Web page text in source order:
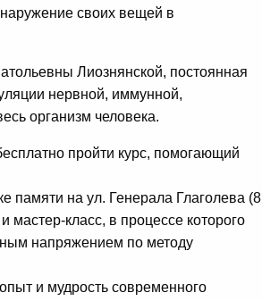
своих вещей в
Лиознянской, постоянная
нервной, иммунной,
организм человека.
пройти курс, помогающий
памяти на ул. Генерала Глаголева (8
мастер-класс, в процессе которого
напряжением по методу
и мудрость современного